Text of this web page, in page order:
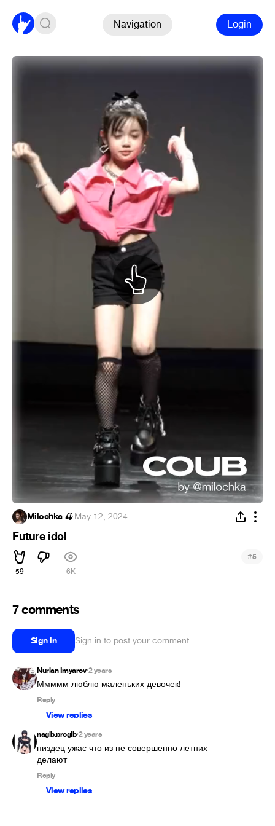
Navigation Login
Milochka 🍒·May 12, 2024
Future idol
59 6K
#5
7 comments
Sign in Sign in to post your comment
Nurlan Imyarov•2 years
Ммммм люблю маленьких девочек!
Reply
View replies
nagib.progib•2 years
пиздец ужас что из не совершенно летних
делают
Reply
View replies